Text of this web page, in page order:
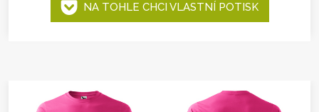
NA TOHLE CHCI VLASTNÍ POTISK